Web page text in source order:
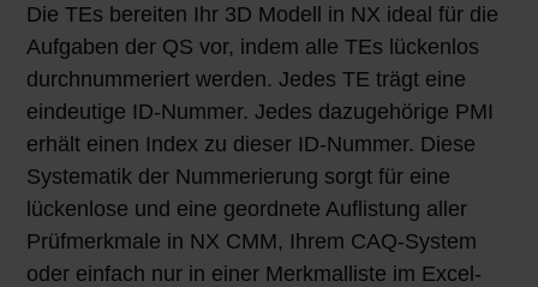
Die TEs bereiten Ihr 3D Modell in NX ideal für die
Aufgaben der QS vor, indem alle TEs lückenlos
durchnummeriert werden. Jedes TE trägt eine
eindeutige ID-Nummer. Jedes dazugehörige PMI
erhält einen Index zu dieser ID-Nummer. Diese
Systematik der Nummerierung sorgt für eine
lückenlose und eine geordnete Auflistung aller
Prüfmerkmale in NX CMM, Ihrem CAQ-System
oder einfach nur in einer Merkmalliste im Excel-